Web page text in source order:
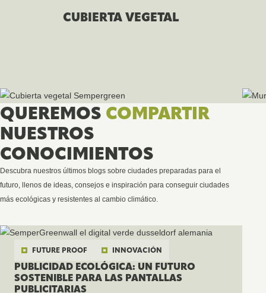
CUBIERTA VEGETAL
QUEREMOS COMPARTIR
NUESTROS
CONOCIMIENTOS
Descubra nuestros últimos blogs sobre ciudades preparadas para el
futuro, llenos de ideas, consejos e inspiración para conseguir ciudades
más ecológicas y resistentes al cambio climático.
FUTURE PROOF INNOVACIÓN
PUBLICIDAD ECOLÓGICA: UN FUTURO
SOSTENIBLE PARA LAS PANTALLAS
PUBLICITARIAS